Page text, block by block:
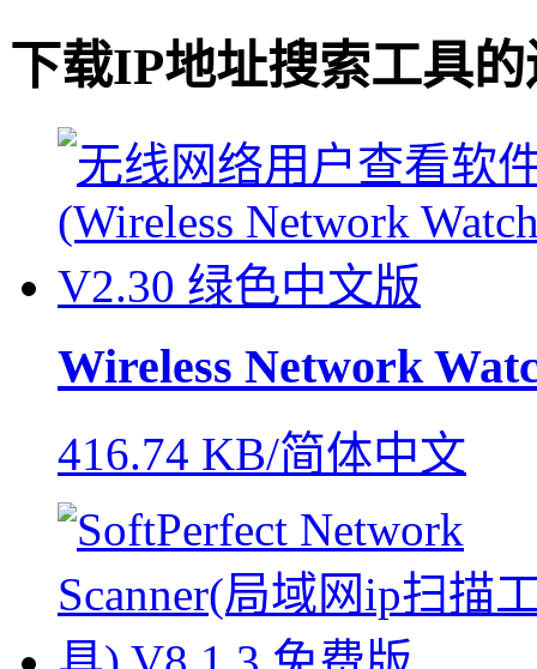
下载IP地址搜索工具
Wireless Network
416.74 KB/简体中文